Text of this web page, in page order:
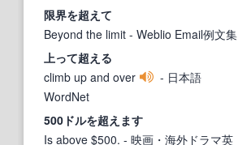
限界を超え て
Beyond the limit - Weblio Email例文集
上って超え る
climb up and over
- 日本語
WordNet
500ドルを超え ます
Is above $500. - 映画・海外ドラマ英